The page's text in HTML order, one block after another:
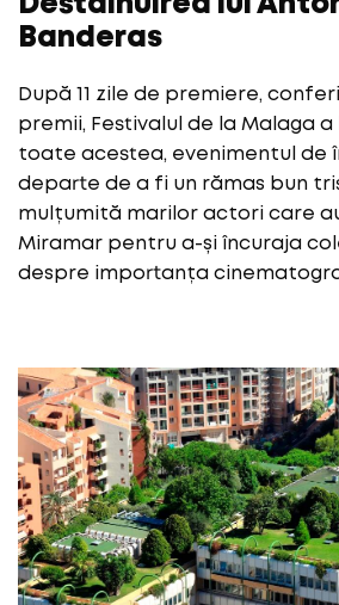
Banderas
După 11 zile de premiere,
premii, Festivalul de la Malaga
toate acestea, evenimentul de
departe de a fi un rămas bun
mulțumită marilor actori care
Miramar pentru a-și încuraja
despre importanța